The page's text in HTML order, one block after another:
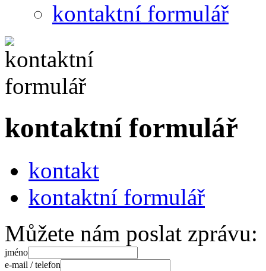
kontaktní formulář
kontaktní formulář
kontakt
kontaktní formulář
Můžete nám poslat zprávu:
jméno
e-mail / telefon